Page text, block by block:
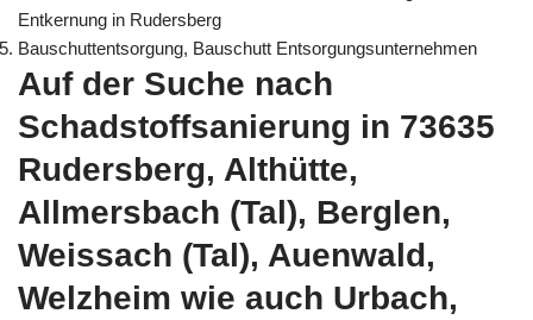
Entkernung in Rudersberg
Bauschuttentsorgung, Bauschutt Entsorgungsunternehmen
Auf der Suche nach
Schadstoffsanierung in 73635
Rudersberg, Althütte,
Allmersbach (Tal), Berglen,
Weissach (Tal), Auenwald,
Welzheim wie auch Urbach,